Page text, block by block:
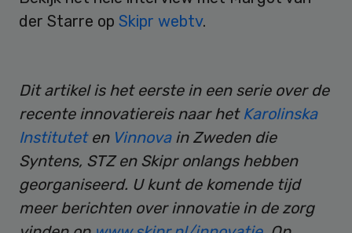
der Starre op Skipr webtv.
Dit artikel is het eerste in een serie over de
recente innovatiereis naar het Karolinska
Instituteten Vinnovain Zweden die
Syntens, STZ en Skipr onlangs hebben
georganiseerd. U kunt de komende tijd
meer berichten over innovatie in de zorg